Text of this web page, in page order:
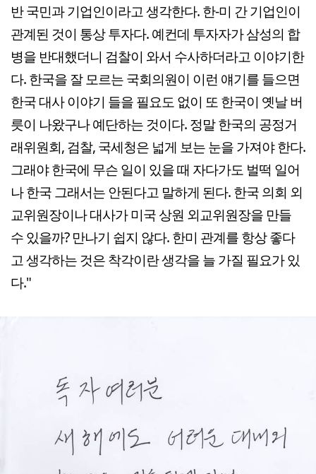
반 국민과 기업인이라고 생각한다. 한-미 간 기업인이
관계된 것이 통상 투자다. 예컨데 투자자가 삼성의 합
병을 반대했더니 검찰이 와서 수사하더라고 이야기한
다. 한국을 잘 모르는 국회의원이 이런 얘기를 들으면
한국 대사 이야기 들을 필요도 없이 또 한국이 옛날 버
릇이 나왔구나 예단하는 것이다. 정말 한국의 공정거
래위원회, 검찰, 국세청은 넓게 보는 눈을 가져야 한다.
그래야 한국에 무슨 일이 있을 때 자다가도 벌떡 일어
나 한국 그래서는 안된다고 말하게 된다. 한국 의회 외
교위원장이나 대사가 미국 상원 외교위원장을 만들
수 있을까? 만나기 쉽지 않다. 한미 관계를 항상 좋다
고 생각하는 것은 착각이란 생각을 늘 가질 필요가 있
다."